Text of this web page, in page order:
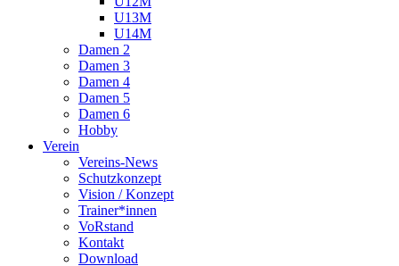
U13M
U14M
Damen 2
Damen 3
Damen 4
Damen 5
Damen 6
Hobby
Verein
Vereins-News
Schutzkonzept
Vision / Konzept
Trainer*innen
VoRstand
Kontakt
Download